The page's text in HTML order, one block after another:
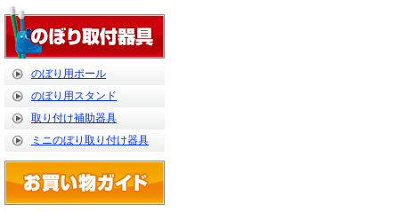
のぼり用ポール
のぼり用スタンド
取り付け補助器具
ミニのぼり取り付け器具